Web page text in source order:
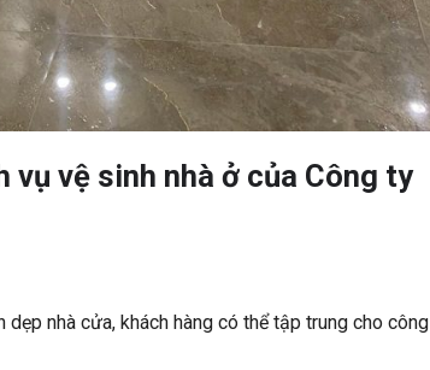
vụ vệ sinh nhà ở của Công ty
nhà cửa, khách hàng có thể tập trung cho công